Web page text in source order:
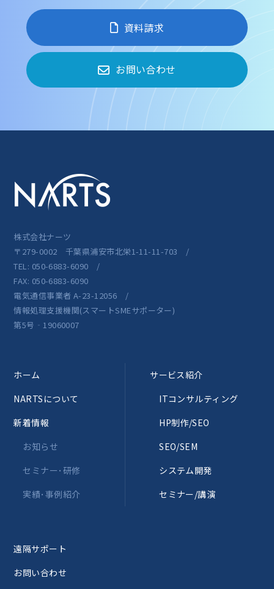
資料請求
お問い合わせ
株式会社ナーツ
〒279-0002 千葉県浦安市北栄1-11-11-703 /
TEL: 050-6883-6090 /
FAX: 050-6883-6090
電気通信事業者 A-23-12056 /
情報処理支援機関(スマートSMEサポーター)
第5号‐19060007
ホーム
NARTSについて
新着情報
お知らせ
セミナー･研修
実績･事例紹介
サービス紹介
ITコンサルティング
HP制作/SEO
SEO/SEM
システム開発
セミナー/講演
遠隔サポート
お問い合わせ